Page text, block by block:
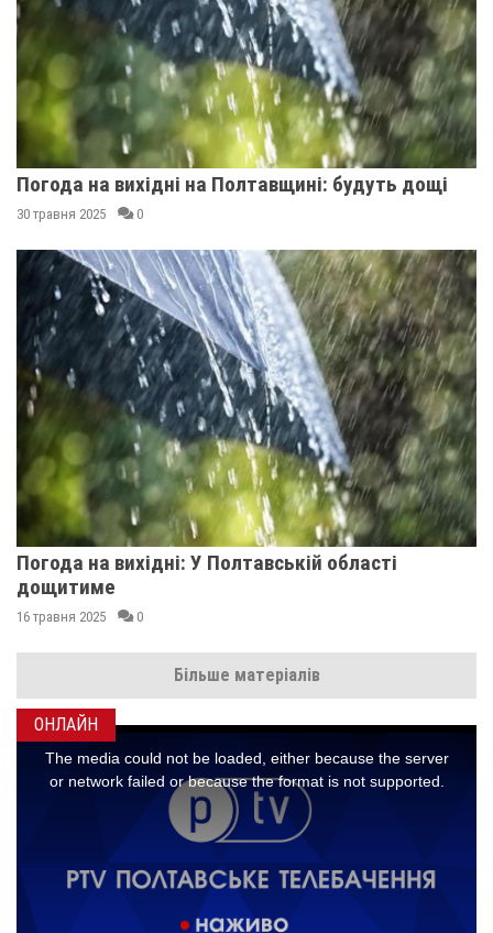
ОНЛАЙН
Погода на вихідні на Полтавщині: будуть дощі
30 травня 2025 0
Погода на вихідні: У Полтавській області
дощитиме
16 травня 2025 0
Більше матеріалів